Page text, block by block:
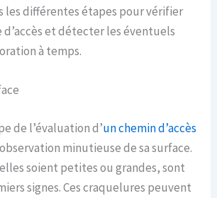
les différentes étapes pour vérifier
d’accès et détecter les éventuels
à temps.
de l’évaluation d’un chemin d’accès
minutieuse de sa surface.
soient petites ou grandes, sont
signes. Ces craquelures peuvent